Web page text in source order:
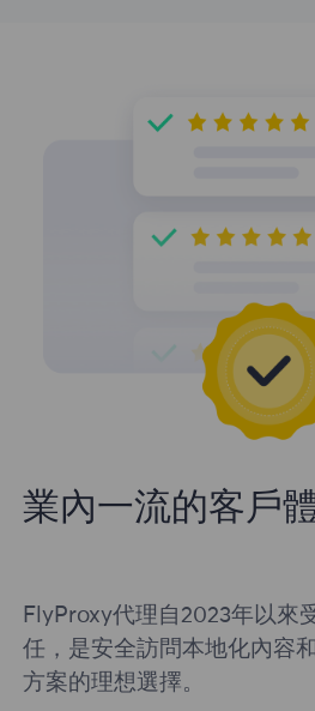
業內一流的客戶
FlyProxy代理自2023年以來
任，是安全訪問本地化內容
方案的理想選擇。